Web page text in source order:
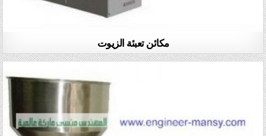
مكائن تعبئة الزيوت